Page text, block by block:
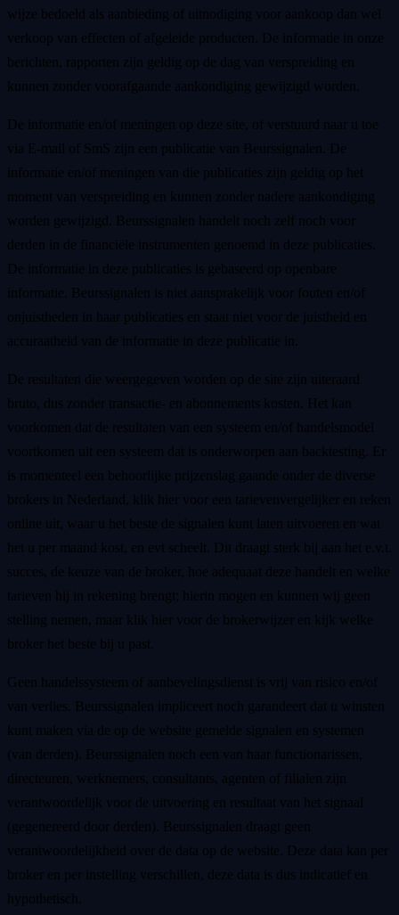
wijze bedoeld als aanbieding of uitnodiging voor aankoop dan wel
verkoop van effecten of afgeleide producten. De informatie in onze
berichten, rapporten zijn geldig op de dag van verspreiding en
kunnen zonder voorafgaande aankondiging gewijzigd worden.
De informatie en/of meningen op deze site, of verstuurd naar u toe
via E-mail of SmS zijn een publicatie van Beurssignalen. De
informatie en/of meningen van die publicaties zijn geldig op het
moment van verspreiding en kunnen zonder nadere aankondiging
worden gewijzigd. Beurssignalen handelt noch zelf noch voor
derden in de financiële instrumenten genoemd in deze publicaties.
De informatie in deze publicaties is gebaseerd op openbare
informatie. Beurssignalen is niet aansprakelijk voor fouten en/of
onjuistheden in haar publicaties en staat niet voor de juistheid en
accuraatheid van de informatie in deze publicatie in.
De resultaten die weergegeven worden op de site zijn uiteraard
bruto, dus zonder transactie- en abonnements kosten. Het kan
voorkomen dat de resultaten van een systeem en/of handelsmodel
voortkomen uit een systeem dat is onderworpen aan backtesting. Er
is momenteel een behoorlijke prijzenslag gaande onder de diverse
brokers in Nederland, klik hier voor een tarievenvergelijker en reken
online uit, waar u het beste de signalen kunt laten uitvoeren en wat
het u per maand kost, en evt scheelt. Dit draagt sterk bij aan het e.v.t.
succes, de keuze van de broker, hoe adequaat deze handelt en welke
tarieven hij in rekening brengt; hierin mogen en kunnen wij geen
stelling nemen, maar klik hier voor de brokerwijzer en kijk welke
broker het beste bij u past.
Geen handelssysteem of aanbevelingsdienst is vrij van risico en/of
van verlies. Beurssignalen impliceert noch garandeert dat u winsten
kunt maken via de op de website gemelde signalen en systemen
(van derden). Beurssignalen noch een van haar functionarissen,
directeuren, werknemers, consultants, agenten of filialen zijn
verantwoordelijk voor de uitvoering en resultaat van het signaal
(gegenereerd door derden). Beurssignalen draagt geen
verantwoordelijkheid over de data op de website. Deze data kan per
broker en per instelling verschillen, deze data is dus indicatief en
hypothetisch.